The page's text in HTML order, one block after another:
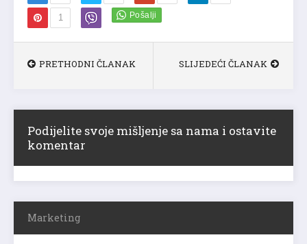
1
PRETHODNI ČLANAK SLIJEDEĆI ČLANAK
Podijelite svoje mišljenje sa nama i ostavite
komentar
Marketing